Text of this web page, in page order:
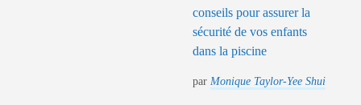
conseils pour assurer la
sécurité de vos enfants
dans la piscine
par Monique Taylor-Yee Shui